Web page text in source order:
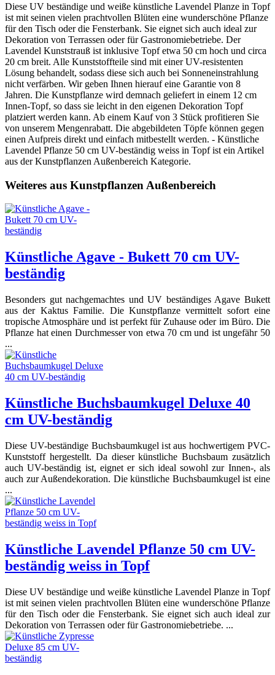
Diese UV beständige und weiße künstliche Lavendel Planze in Topf
ist mit seinen vielen prachtvollen Blüten eine wunderschöne Pflanze
für den Tisch oder die Fensterbank. Sie eignet sich auch ideal zur
Dekoration von Terrassen oder für Gastronomiebetriebe. Der
Lavendel Kunststrauß ist inklusive Topf etwa 50 cm hoch und circa
20 cm breit. Alle Kunststoffteile sind mit einer UV-resistenten
Lösung behandelt, sodass diese sich auch bei Sonneneinstrahlung
nicht verfärben. Wir geben Ihnen hierauf eine Garantie von 8
Jahren. Die Kunstpflanze wird demnach geliefert in einem 12 cm
Innen-Topf, so dass sie leicht in den eigenen Dekoration Topf
platziert werden kann. Ab einem Kauf von 3 Stück profitieren Sie
von unserem Mengenrabatt. Die abgebildeten Töpfe können gegen
einen Aufpreis direkt und einfach mitbestellt werden. - Künstliche
Lavendel Pflanze 50 cm UV-beständig weiss in Topf ist ein Artikel
aus der Kunstpflanzen Außenbereich Kategorie.
Weiteres aus Kunstpflanzen Außenbereich
Künstliche Agave - Bukett 70 cm UV-
beständig
Besonders gut nachgemachtes und UV beständiges Agave Bukett
aus der Kaktus Familie. Die Kunstpflanze vermittelt sofort eine
tropische Atmosphäre und ist perfekt für Zuhause oder im Büro. Die
Pflanze hat einen Durchmesser von etwa 70 cm und ist ungefähr 50
...
Künstliche Buchsbaumkugel Deluxe 40
cm UV-beständig
Diese UV-beständige Buchsbaumkugel ist aus hochwertigem PVC-
Kunststoff hergestellt. Da dieser künstliche Buchsbaum zusätzlich
auch UV-beständig ist, eignet er sich ideal sowohl zur Innen-, als
auch zur Außendekoration. Die künstliche Buchsbaumkugel ist eine
...
Künstliche Lavendel Pflanze 50 cm UV-
beständig weiss in Topf
Diese UV beständige und weiße künstliche Lavendel Planze in Topf
ist mit seinen vielen prachtvollen Blüten eine wunderschöne Pflanze
für den Tisch oder die Fensterbank. Sie eignet sich auch ideal zur
Dekoration von Terrassen oder für Gastronomiebetriebe. ...